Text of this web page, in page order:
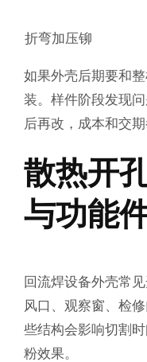
折弯加压铆
如果外壳后期要和
装。样件阶段发现
后再改，成本和交期
散热开
与功能
回流焊设备外壳常
风口、观察窗、检
些结构会影响切割
粉效果。